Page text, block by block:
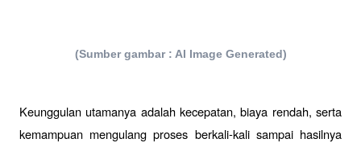
(Sumber gambar : AI Image Generated)
Keunggulan utamanya adalah kecepatan, biaya rendah, serta
kemampuan mengulang proses berkali-kali sampai hasilnya